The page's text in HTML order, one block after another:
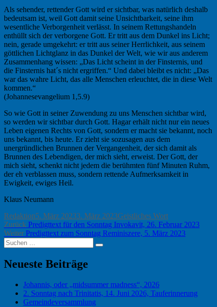
Als sehender, rettender Gott wird er sichtbar, was natürlich deshalb
bedeutsam ist, weil Gott damit seine Unsichtbarkeit, seine ihm
wesentliche Verborgenheit verlässt. In seinem Rettungshandeln
enthüllt sich der verborgene Gott. Er tritt aus dem Dunkel ins Licht;
nein, gerade umgekehrt: er tritt aus seiner Herrlichkeit, aus seinem
göttlichen Lichtglanz in das Dunkel der Welt, wie wir aus anderem
Zusammenhang wissen: „Das Licht scheint in der Finsternis, und
die Finsternis hat´s nicht ergriffen.“ Und dabei bleibt es nicht: „Das
war das wahre Licht, das alle Menschen erleuchtet, die in diese Welt
kommen.“
(Johannesevangelium 1,5.9)
So wie Gott in seiner Zuwendung zu uns Menschen sichtbar wird,
so werden wir sichtbar durch Gott. Hagar erhält nicht nur ein neues
Leben eigenen Rechts von Gott, sondern er macht sie bekannt, noch
uns bekannt, bis heute. Er zieht sie sozusagen aus dem
unergründlichen Brunnen der Vergangenheit, der sich damit als
Brunnen des Lebendigen, der mich sieht, erweist. Der Gott, der
mich sieht, schenkt nicht jedem die berühmten fünf Minuten Ruhm,
der eh verblassen muss, sondern rettende Aufmerksamkeit in
Ewigkeit, ewiges Heil.
Klaus Neumann
Autor
RedaktionVeröffentlicht
am
5. März 20233. März 2023Kategorien
Geistliches Wort
Beitragsnavigation
Zurück Vorheriger
Beitrag:
Predigttext für den Sonntag Invokavit, 26. Februar 2023
Weiter Nächster
Beitrag:
Predigttext zum Sonntag Reminiszere, 5. März 2023
Suchen
nach:
Suchen
Neueste Beiträge
Johannis, oder „midsummer madness“, 2026
2. Sonntag nach Trinitatis, 14. Juni 2026, Tauferinnerung
Gemeindeversammlung